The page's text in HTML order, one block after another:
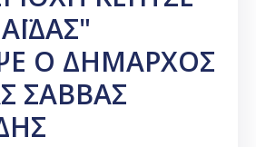
Ο ΔΗΜΑΡΧΟΣ
ΣΑΒΒΑΣ